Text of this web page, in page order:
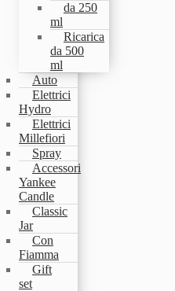
da 250
ml
Ricarica
da 500
ml
Auto
Elettrici
Hydro
Elettrici
Millefiori
Spray
Accessori
Yankee
Candle
Classic
Jar
Con
Fiamma
Gift
set